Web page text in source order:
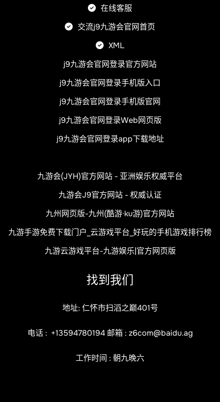
在线客服
交流j9九游会官网首页
XML
j9九游会官网登录官方网站
j9九游会官网登录手机版入口
j9九游会官网登录手机版官网
j9九游会官网登录Web网页版
j9九游会官网登录app下载地址
九游会(JYH)官方网站 - 亚洲娱乐权威平台
九游会J9官方网站 - 权威认证
九州网页版-九州(酷游·ku游)官方网站
九游手游免费下载门户_云游戏平台_好玩的手机游戏排行榜
九游云游戏平台-九游娱乐|官方网页版
找到我们
地址: 仁怀市扫滔之巅401号
电话 : +13594780194 邮箱 : z6com@baidu.ag
工作时间 : 朝九晚六